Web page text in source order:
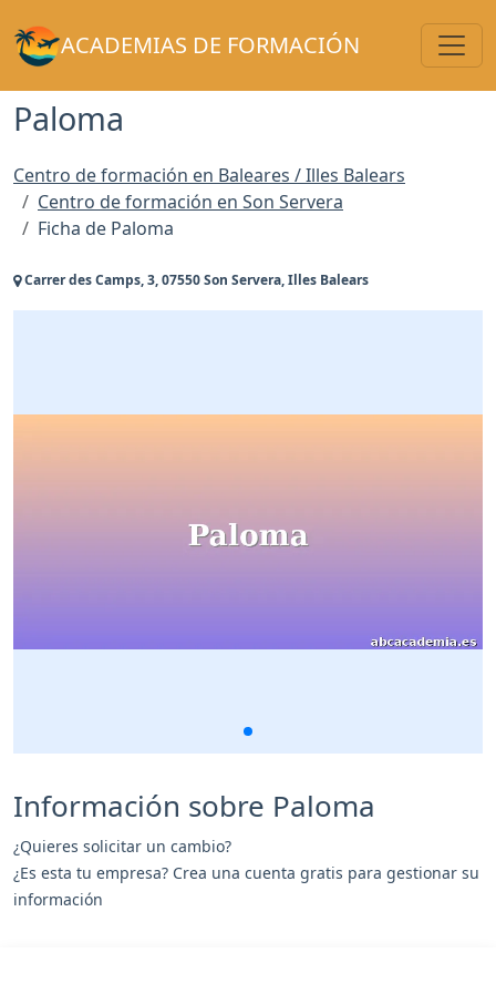
ACADEMIAS DE FORMACIÓN
Paloma
Centro de formación en Baleares / Illes Balears
Centro de formación en Son Servera
Ficha de Paloma
Carrer des Camps, 3, 07550 Son Servera, Illes Balears
Información sobre Paloma
¿Quieres solicitar un cambio?
¿Es esta tu empresa? Crea una cuenta gratis para gestionar su
información